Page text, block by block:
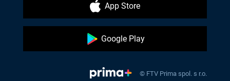
App Store
Google Play
© FTV Prima spol. s r.o.